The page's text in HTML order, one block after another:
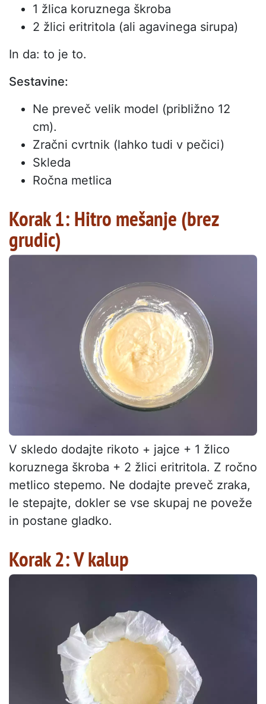
1 žlica koruznega škroba
2 žlici eritritola (ali agavinega sirupa)
In da: to je to.
Sestavine:
Ne preveč velik model (približno 12
cm).
Zračni cvrtnik (lahko tudi v pečici)
Skleda
Ročna metlica
Korak 1: Hitro mešanje (brez
grudic)
V skledo dodajte rikoto + jajce + 1 žlico
koruznega škroba + 2 žlici eritritola. Z ročno
metlico stepemo. Ne dodajte preveč zraka,
le stepajte, dokler se vse skupaj ne poveže
in postane gladko.
Korak 2: V kalup